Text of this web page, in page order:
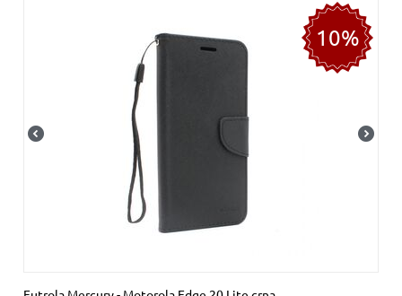
10%